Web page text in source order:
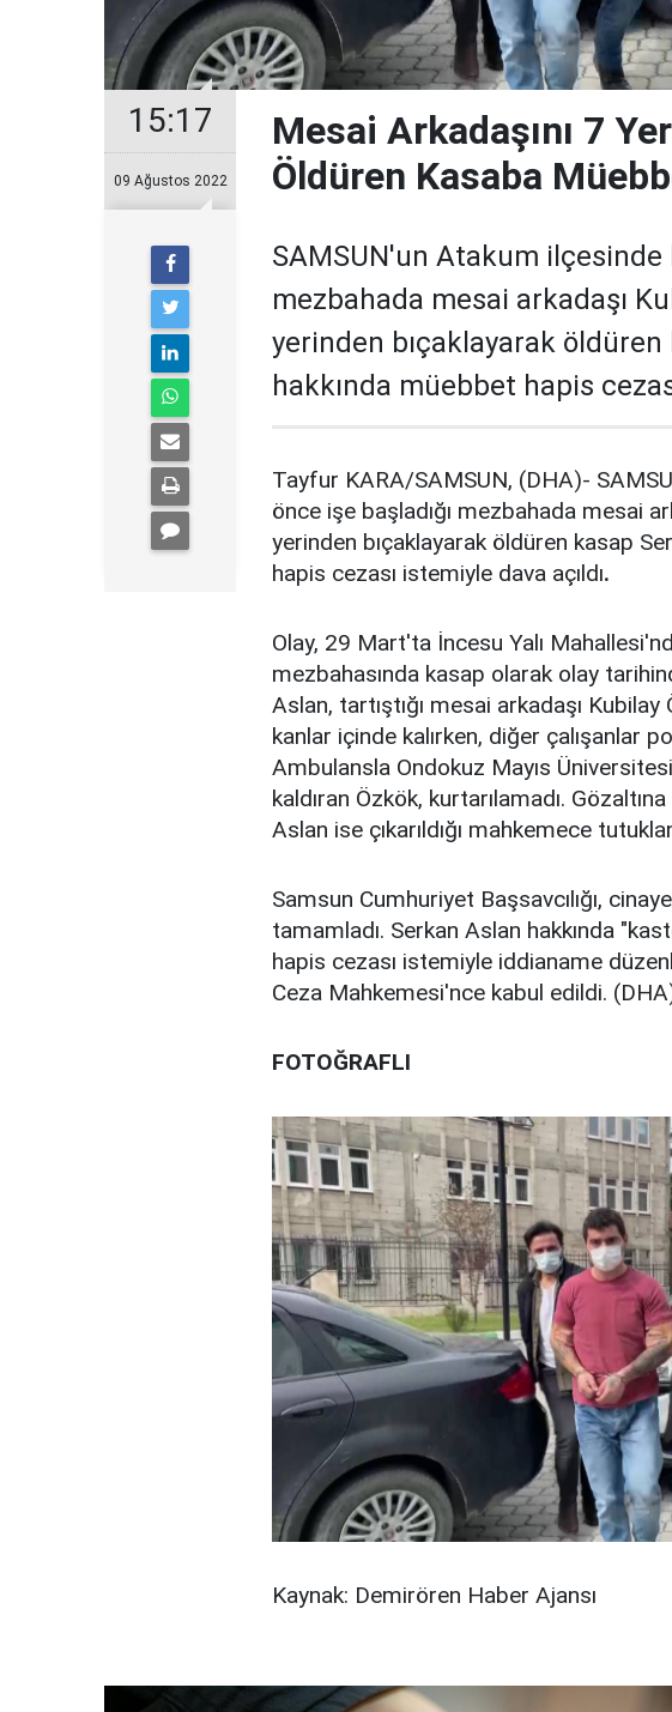
15:17
09 Ağustos 2022
Mesai Arkadaşını 7
Öldüren Kasaba
SAMSUN'un Atakum ilçesinde
mezbahada mesai arkadaşı
yerinden bıçaklayarak
hakkında müebbet hapis
Tayfur KARA/SAMSUN, (DHA)-
önce işe başladığı mezbahada mesai
yerinden bıçaklayarak öldüren kasap
hapis cezası istemiyle dava açıldı.
Olay, 29 Mart'ta İncesu Yalı
mezbahasında kasap olarak olay
Aslan, tartıştığı mesai arkadaşı
kanlar içinde kalırken, diğer çalışanlar
Ambulansla Ondokuz Mayıs
kaldıran Özkök, kurtarılamadı.
Aslan ise çıkarıldığı mahkemece
Samsun Cumhuriyet Başsavcılığı,
tamamladı. Serkan Aslan hakkında
hapis cezası istemiyle iddianame
Ceza Mahkemesi'nce kabul edildi.
FOTOĞRAFLI
Kaynak: Demirören Haber Ajansı